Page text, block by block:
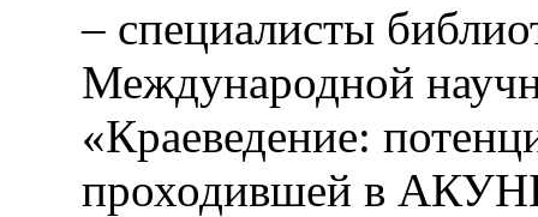
– специалисты
Международной
«Краеведение:
проходившей в